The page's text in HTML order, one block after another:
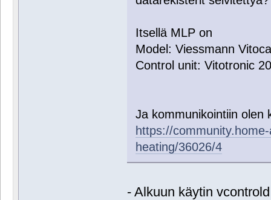
Itsellä MLP on
Model: Viessmann
Control unit: Vitotronic
Ja kommunikointiin olen
https://
heating/36026/4
- Alkuun käytin